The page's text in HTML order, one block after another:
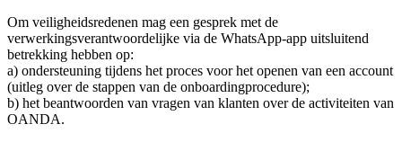
Om veiligheidsredenen mag een gesprek met de
verwerkingsverantwoordelijke via de WhatsApp-app uitsluitend
betrekking hebben op:
a) ondersteuning tijdens het proces voor het openen van een account
(uitleg over de stappen van de onboardingprocedure);
b) het beantwoorden van vragen van klanten over de activiteiten van
OANDA.